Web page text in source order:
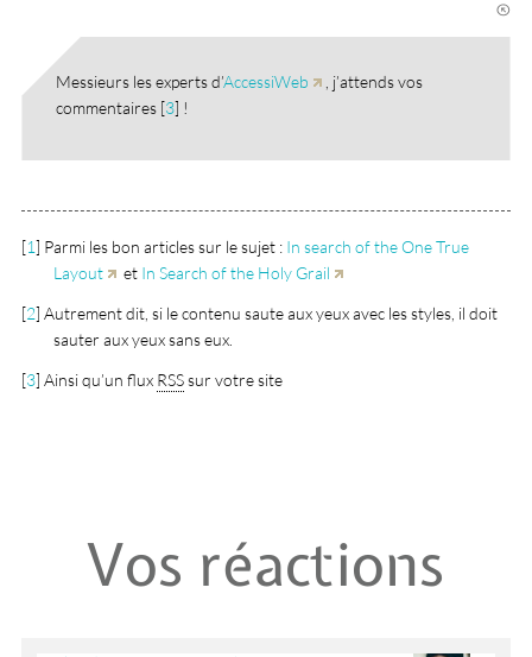
Messieurs les experts d’AccessiWeb
, j’attends vos
commentaires[3] !
[1] Parmi les bon articles sur le sujet : In search of the One True
Layout
et In Search of the Holy Grail
[2]Autrement dit, si le contenu saute aux yeux avec les styles, il doit
sauter aux yeux sans eux.
[3]Ainsi qu’un flux RSSsur votre site
Vos réactions